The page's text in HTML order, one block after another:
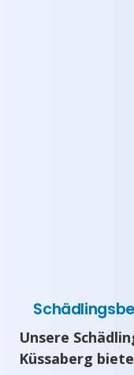
Unsere
Küssaberg